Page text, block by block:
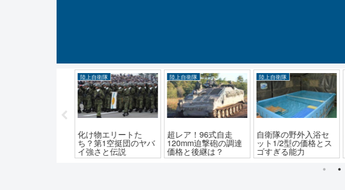
陸上自衛隊
化け物エリートた
ち？第1空挺団のヤバ
イ強さと伝説
陸上自衛隊
超レア！96式自走
120mm迫撃砲の調達
価格と後継は？
陸上自衛隊
自衛隊の野外入浴セ
ット1/2型の価格とス
ゴすぎる能力